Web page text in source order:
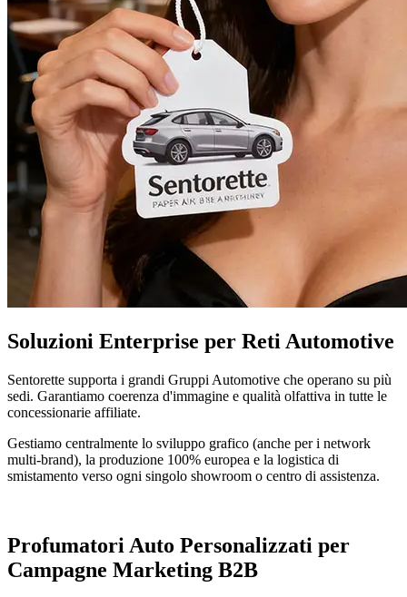
Soluzioni Enterprise per Reti Automotive
Sentorette supporta i grandi Gruppi Automotive che operano su più
sedi. Garantiamo coerenza d'immagine e qualità olfattiva in tutte le
concessionarie affiliate.
Gestiamo centralmente lo sviluppo grafico (anche per i network
multi-brand), la produzione 100% europea e la logistica di
smistamento verso ogni singolo showroom o centro di assistenza.
Profumatori Auto Personalizzati per
Campagne Marketing B2B